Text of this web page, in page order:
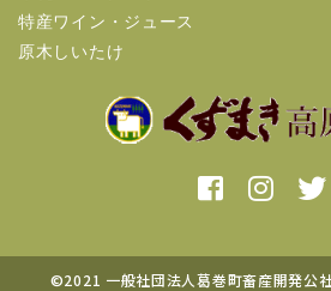
特産ワイン・ジュース
原木しいたけ
©2021 一般社団法人葛巻町畜産開発